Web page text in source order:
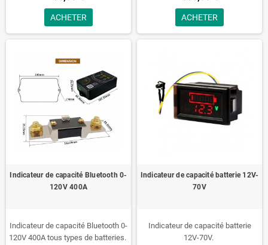
ACHETER ACHETER
Indicateur de capacité Bluetooth 0-
120V 400A
Indicateur de capacité Bluetooth 0-
120V 400A tous types de batteries.
Indicateur de capacité batterie 12V-
70V
Indicateur de capacité batterie
12V-70V.